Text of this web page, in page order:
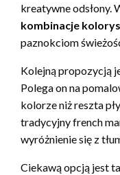
kreatywne odsłony.
kombinacje
paznokciom
Kolejną propozycją
Polega on na
kolorze niż reszta
tradycyjny french
wyróżnienie się z
Ciekawą opcją jest